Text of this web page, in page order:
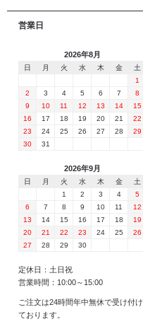
営業日
2026年8月
日 月 火 水 木 金
土
1
2
3 4 5 6 7
8
9
10 11 12 13 14
15
16
17 18 19 20 21
22
23
24 25 26 27 28
29
30
31
2026年9月
日 月 火 水 木 金
土
1
2 3 4
5
6
7 8 9 10 11
12
13
14 15 16 17 18
19
20
21 22 23 24 25
26
27
28 29 30
定休日：土日祝
営業時間：10:00～15:00
ご注文は24時間年中無休で受け付け
ております。